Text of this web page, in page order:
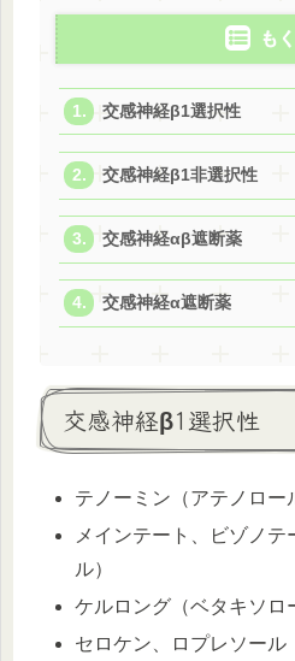
も
交感神経β1選択性
交感神経β1非選択性
交感神経αβ遮断薬
交感神経α遮断薬
交感神経β1選択性
テノーミン（アテノロー
メインテート、ビゾノ
ル）
ケルロング（ベタキソロ
セロケン、ロプレソール